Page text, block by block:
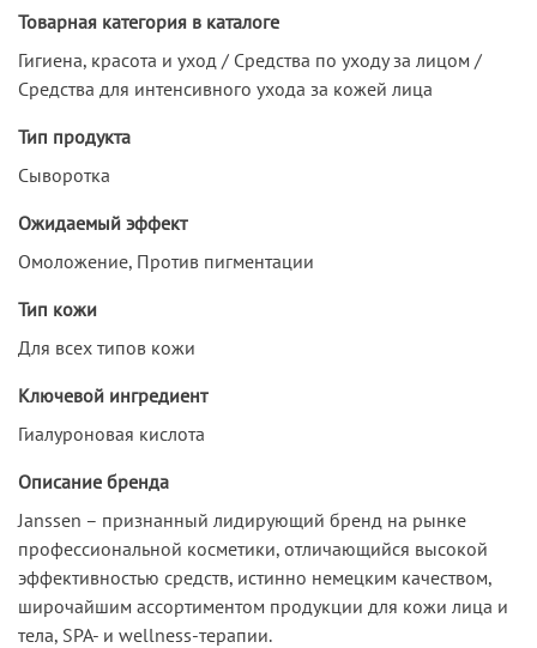
Товарная категория в каталоге
Гигиена, красота и уход / Средства по уходу за лицом /
Средства для интенсивного ухода за кожей лица
Тип продукта
Сыворотка
Ожидаемый эффект
Омоложение, Против пигментации
Тип кожи
Для всех типов кожи
Ключевой ингредиент
Гиалуроновая кислота
Описание бренда
Janssen – признанный лидирующий бренд на рынке
профессиональной косметики, отличающийся высокой
эффективностью средств, истинно немецким качеством,
широчайшим ассортиментом продукции для кожи лица и
тела, SPA- и wellness-терапии.